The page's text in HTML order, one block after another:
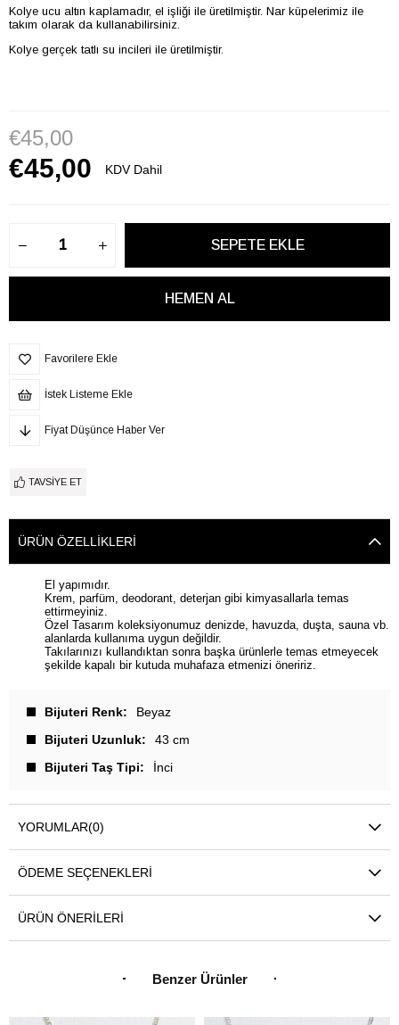
Kolye ucu altın kaplamadır, el işliği ile üretilmiştir. Nar küpelerimiz ile
takım olarak da kullanabilirsiniz.
Kolye gerçek tatlı su incileri ile üretilmiştir.
€45,00
KDV Dahil
€45,00
Favorilere Ekle
İstek Listeme Ekle
Fiyat Düşünce Haber Ver
TAVSIYE ET
ÜRÜN ÖZELLIKLERI
El yapımıdır.
Krem, parfüm, deodorant, deterjan gibi kimyasallarla temas
ettirmeyiniz.
Özel Tasarım koleksiyonumuz denizde, havuzda, duşta, sauna vb.
alanlarda kullanıma uygun değildir.
Takılarınızı kullandıktan sonra başka ürünlerle temas etmeyecek
şekilde kapalı bir kutuda muhafaza etmenizi öneririz.
Bijuteri Renk
Beyaz
Bijuteri Uzunluk
43 cm
Bijuteri Taş Tipi
İnci
YORUMLAR(0)
ÖDEME SEÇENEKLERI
ÜRÜN ÖNERILERI
Benzer Ürünler